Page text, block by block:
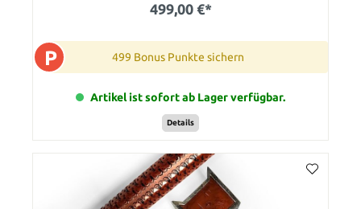
499,00 €*
P 499 Bonus Punkte sichern
Artikel ist sofort ab Lager verfügbar.
Details